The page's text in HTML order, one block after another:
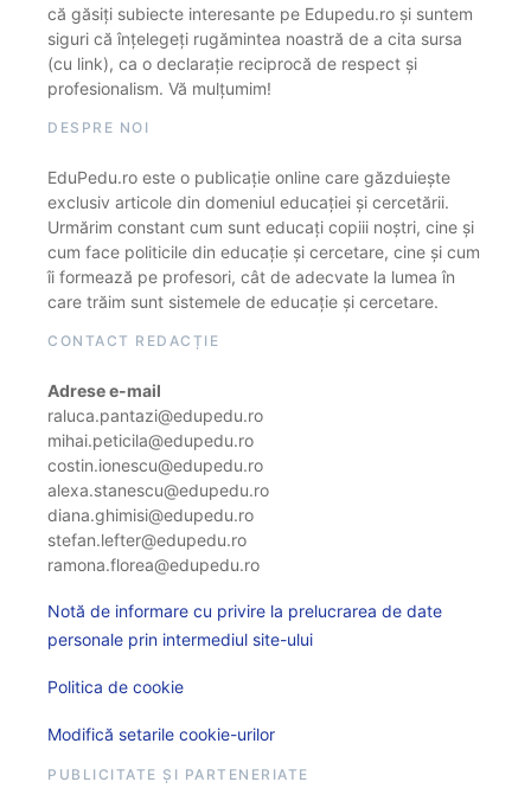
că găsiți subiecte interesante pe Edupedu.ro și suntem
siguri că înțelegeți rugămintea noastră de a cita sursa
(cu link), ca o declarație reciprocă de respect și
profesionalism. Vă mulțumim!
DESPRE NOI
EduPedu.ro este o publicație online care găzduiește
exclusiv articole din domeniul educației și cercetării.
Urmărim constant cum sunt educați copiii noștri, cine și
cum face politicile din educație și cercetare, cine și cum
îi formează pe profesori, cât de adecvate la lumea în
care trăim sunt sistemele de educație și cercetare.
CONTACT REDACȚIE
Adrese e-mail
raluca.pantazi@edupedu.ro
mihai.peticila@edupedu.ro
costin.ionescu@edupedu.ro
alexa.stanescu@edupedu.ro
diana.ghimisi@edupedu.ro
stefan.lefter@edupedu.ro
ramona.florea@edupedu.ro
Notă de informare cu privire la prelucrarea de date
personale prin intermediul site-ului
Politica de cookie
Modifică setarile cookie-urilor
PUBLICITATE ȘI PARTENERIATE